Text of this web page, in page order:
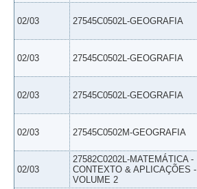
02/03 27545C0502L-GEOGRAFIA
02/03 27545C0502L-GEOGRAFIA
02/03 27545C0502L-GEOGRAFIA
02/03 27545C0502M-GEOGRAFIA
02/03
27582C0202L-MATEMÁTICA -
CONTEXTO & APLICAÇÕES -
VOLUME 2